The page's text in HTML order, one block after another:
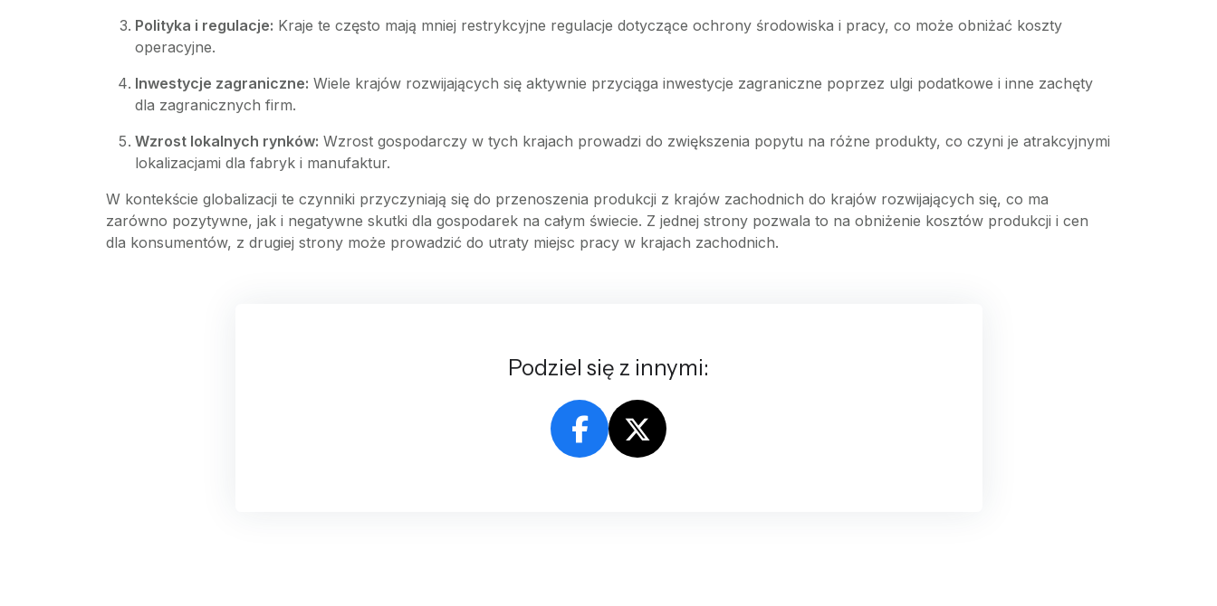
Polityka i regulacje: Kraje te często mają mniej restrykcyjne regulacje dotyczące ochrony środowiska i pracy, co może obniżać koszty
operacyjne.
Inwestycje zagraniczne: Wiele krajów rozwijających się aktywnie przyciąga inwestycje zagraniczne poprzez ulgi podatkowe i inne zachęty
dla zagranicznych firm.
Wzrost lokalnych rynków: Wzrost gospodarczy w tych krajach prowadzi do zwiększenia popytu na różne produkty, co czyni je atrakcyjnymi
lokalizacjami dla fabryk i manufaktur.
W kontekście globalizacji te czynniki przyczyniają się do przenoszenia produkcji z krajów zachodnich do krajów rozwijających się, co ma
zarówno pozytywne, jak i negatywne skutki dla gospodarek na całym świecie. Z jednej strony pozwala to na obniżenie kosztów produkcji i cen
dla konsumentów, z drugiej strony może prowadzić do utraty miejsc pracy w krajach zachodnich.
Podziel się z innymi: